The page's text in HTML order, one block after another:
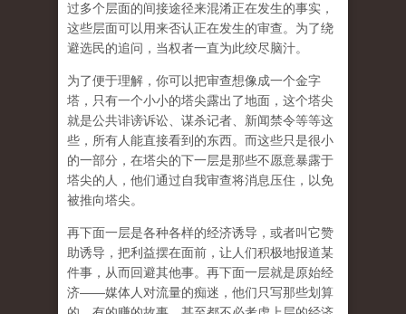
过多个层面的间接途径来混淆正在发生的事实，
这些层面可以用来否认正在发生的审查。为了绕
避选民的追问，当权者一直为此绞尽脑汁。
为了便于理解，你可以把审查想像成一个金字
塔，只有一个小小的塔尖露出了地面，这个塔尖
就是公共诽谤诉讼、谋杀记者、新闻禁令等等这
些，所有人能直接看到的东西。而这些只是很小
的一部分，在塔尖的下一层是那些不愿意暴露于
塔尖的人，他们通过自我审查将消息压住，以免
被推向塔尖。
再下面一层是各种各样的经济诱导，或者叫它赞
助诱导，把利益摆在面前，让人们积极地报道某
件事，从而回避其他事。再下面一层就是原始经
济——媒体人对流量的痴迷，他们只写那些划算